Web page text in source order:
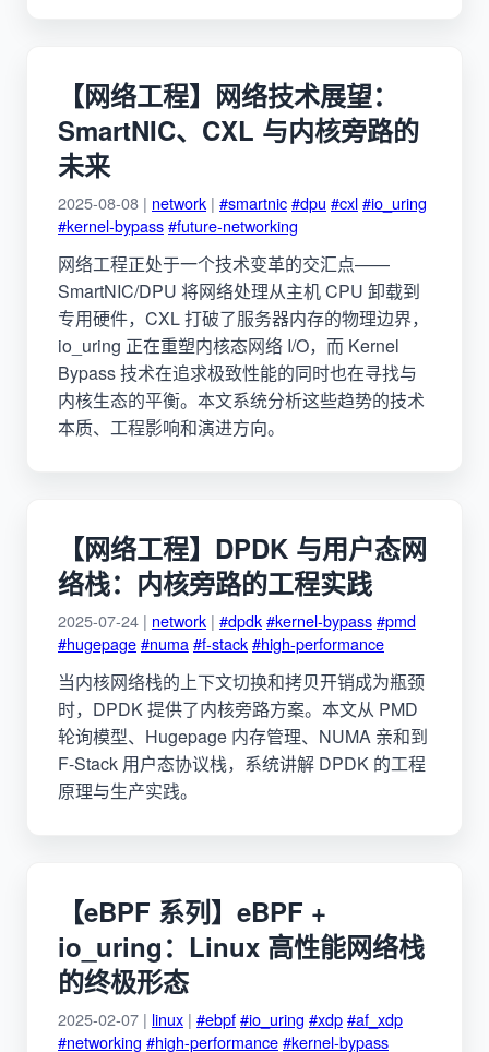
【网络工程】网络技术展望：
SmartNIC、CXL 与内核旁路的
未来
2025-08-08 | network | #smartnic#dpu #cxl#io_uring
#kernel-bypass#future-networking
网络工程正处于一个技术变革的交汇点——
SmartNIC/DPU 将网络处理从主机 CPU 卸载到
专用硬件，CXL 打破了服务器内存的物理边界，
io_uring 正在重塑内核态网络 I/O，而 Kernel
Bypass 技术在追求极致性能的同时也在寻找与
内核生态的平衡。本文系统分析这些趋势的技术
本质、工程影响和演进方向。
【网络工程】DPDK 与用户态网
络栈：内核旁路的工程实践
2025-07-24 | network | #dpdk#kernel-bypass#pmd
#hugepage#numa#f-stack#high-performance
当内核网络栈的上下文切换和拷贝开销成为瓶颈
时，DPDK 提供了内核旁路方案。本文从 PMD
轮询模型、Hugepage 内存管理、NUMA 亲和到
F-Stack 用户态协议栈，系统讲解 DPDK 的工程
原理与生产实践。
【eBPF 系列】eBPF +
io_uring：Linux 高性能网络栈
的终极形态
2025-02-07 | linux | #ebpf#io_uring #xdp#af_xdp
#networking #high-performance#kernel-bypass